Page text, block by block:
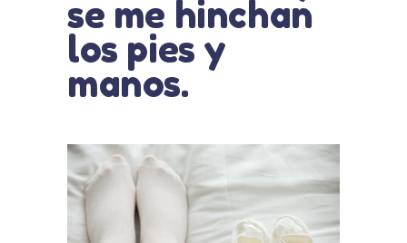
se me hinchan
los pies y
manos.